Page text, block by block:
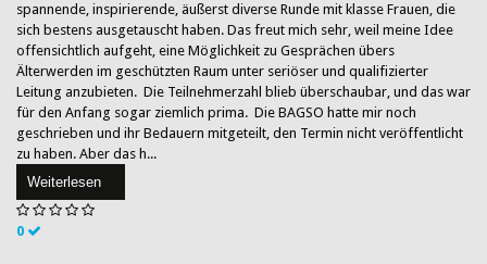
spannende, inspirierende, äußerst diverse Runde mit klasse Frauen, die
sich bestens ausgetauscht haben. Das freut mich sehr, weil meine Idee
offensichtlich aufgeht, eine Möglichkeit zu Gesprächen übers
Älterwerden im geschützten Raum unter seriöser und qualifizierter
Leitung anzubieten. Die Teilnehmerzahl blieb überschaubar, und das war
für den Anfang sogar ziemlich prima. Die BAGSO hatte mir noch
geschrieben und ihr Bedauern mitgeteilt, den Termin nicht veröffentlicht
zu haben. Aber das h...
Weiterlesen
0